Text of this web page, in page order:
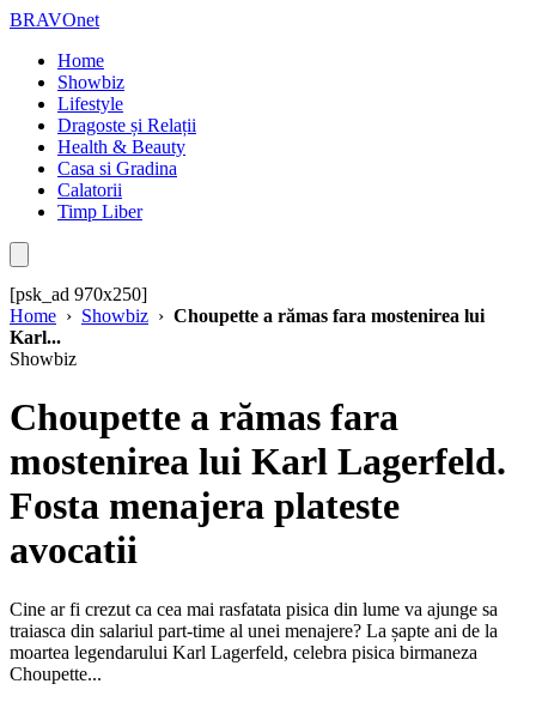
BRAVOnet
Home
Showbiz
Lifestyle
Dragoste și Relații
Health & Beauty
Casa si Gradina
Calatorii
Timp Liber
[psk_ad 970x250]
Home › Showbiz › Choupette a rămas fara mostenirea lui
Karl...
Showbiz
Choupette a rămas fara
mostenirea lui Karl Lagerfeld.
Fosta menajera plateste
avocatii
Cine ar fi crezut ca cea mai rasfatata pisica din lume va ajunge sa
traiasca din salariul part-time al unei menajere? La șapte ani de la
moartea legendarului Karl Lagerfeld, celebra pisica birmaneza
Choupette...